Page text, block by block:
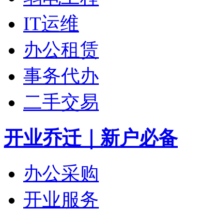
IT运维
办公租赁
事务代办
二手交易
开业乔迁｜新户必备
办公采购
开业服务